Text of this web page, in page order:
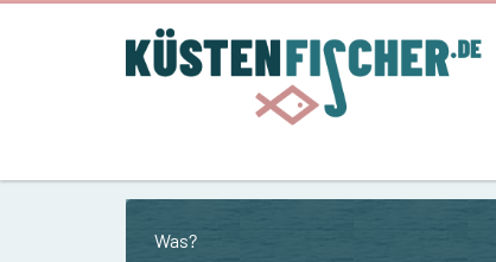
Was?